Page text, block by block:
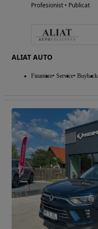
Profesionist • Publicat
ALIAT AUTO
Finantare Service Buyback